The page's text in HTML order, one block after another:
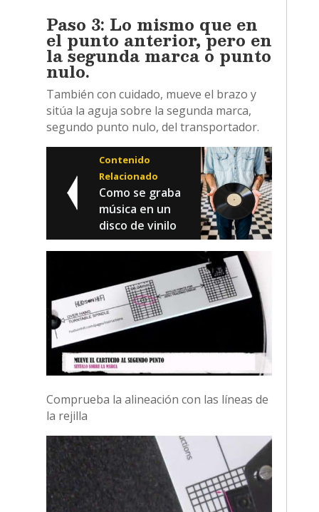
Paso 3: Lo mismo que en
el punto anterior, pero en
la segunda marca o punto
nulo.
También con cuidado, mueve el brazo y
sitúa la aguja sobre la segunda marca,
segundo punto nulo, del transportador.
Contenido
Relacionado
Como se graba
música en un
disco de vinilo
Comprueba la alineación con las líneas de
la rejilla